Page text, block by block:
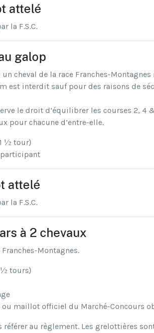
attelé
la F.S.C.
galop
un cheval de la race Franches-
est interdit sauf pour des raisons de
le droit d’équilibrer les courses 2, 4
pour chacune d’entre-elle.
½ tour)
participant
attelé
la F.S.C.
à 2 chevaux
Montagnes.
½ tours)
ou maillot officiel du Marché-Concours
au règlement. Les grelottières